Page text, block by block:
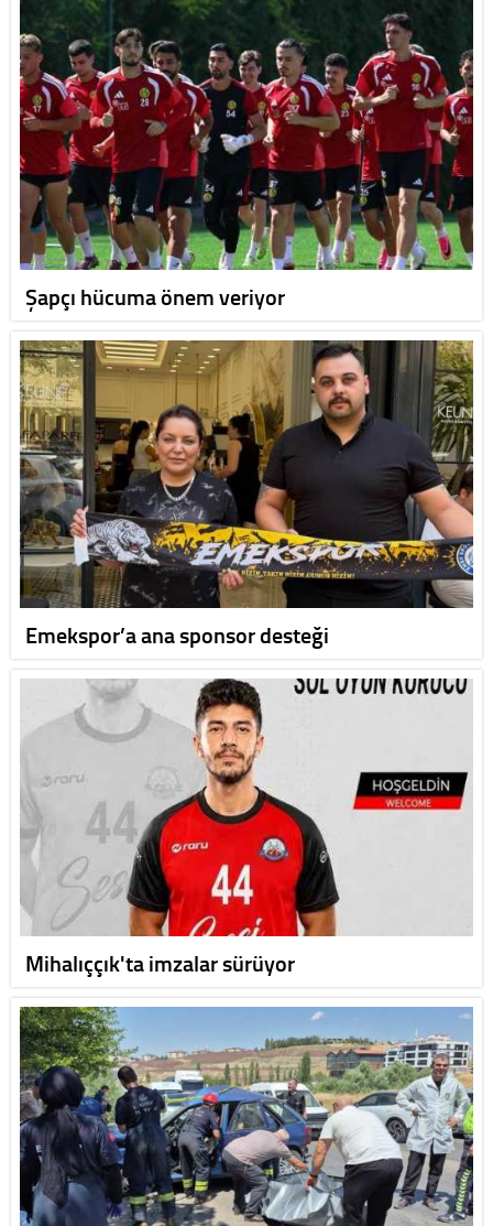
Şapçı hücuma önem veriyor
Emekspor’a ana sponsor desteği
Mihalıççık'ta imzalar sürüyor